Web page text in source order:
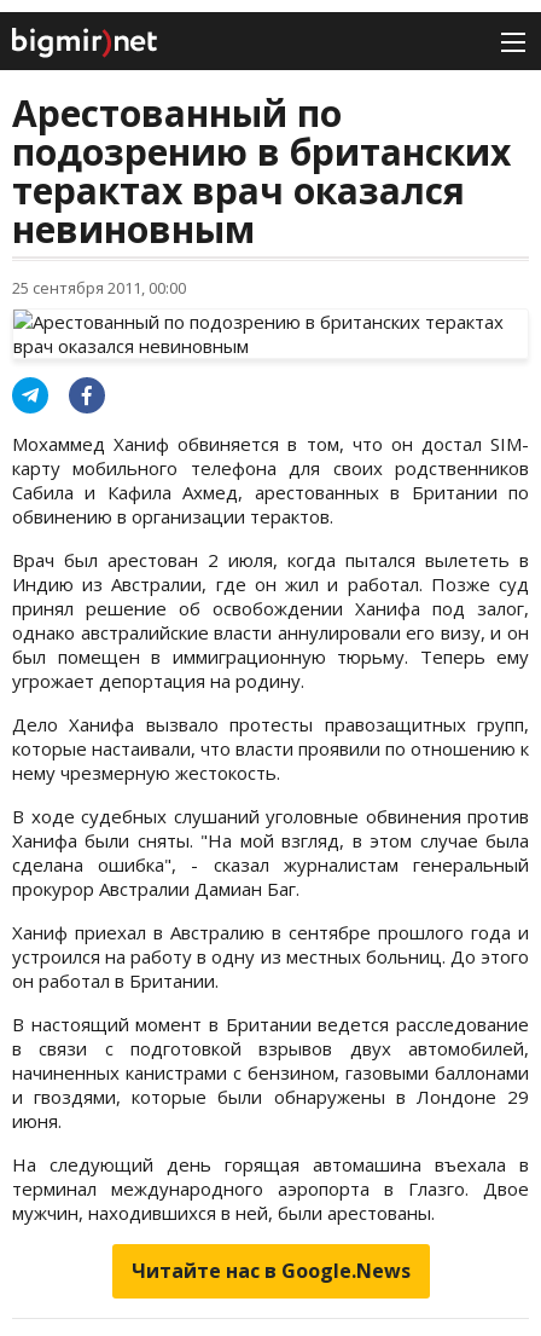
Арестованный по
подозрению в британских
терактах врач оказался
невиновным
25 сентября 2011, 00:00
Мохаммед Ханиф обвиняется в том, что он достал SIM-
карту мобильного телефона для своих родственников
Сабила и Кафила Ахмед, арестованных в Британии по
обвинению в организации терактов.
Врач был арестован 2 июля, когда пытался вылететь в
Индию из Австралии, где он жил и работал. Позже суд
принял решение об освобождении Ханифа под залог,
однако австралийские власти аннулировали его визу, и он
был помещен в иммиграционную тюрьму. Теперь ему
угрожает депортация на родину.
Дело Ханифа вызвало протесты правозащитных групп,
которые настаивали, что власти проявили по отношению к
нему чрезмерную жестокость.
В ходе судебных слушаний уголовные обвинения против
Ханифа были сняты. "На мой взгляд, в этом случае была
сделана ошибка", - сказал журналистам генеральный
прокурор Австралии Дамиан Баг.
Ханиф приехал в Австралию в сентябре прошлого года и
устроился на работу в одну из местных больниц. До этого
он работал в Британии.
В настоящий момент в Британии ведется расследование
в связи с подготовкой взрывов двух автомобилей,
начиненных канистрами с бензином, газовыми баллонами
и гвоздями, которые были обнаружены в Лондоне 29
июня.
На следующий день горящая автомашина въехала в
терминал международного аэропорта в Глазго. Двое
мужчин, находившихся в ней, были арестованы.
Читайте нас в Google.News